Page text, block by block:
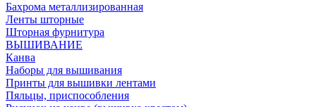
Бахрома металлизированная
Ленты шторные
Шторная фурнитура
ВЫШИВАНИЕ
Канва
Наборы для вышивания
Принты для вышивки лентами
Пяльцы, приспособления